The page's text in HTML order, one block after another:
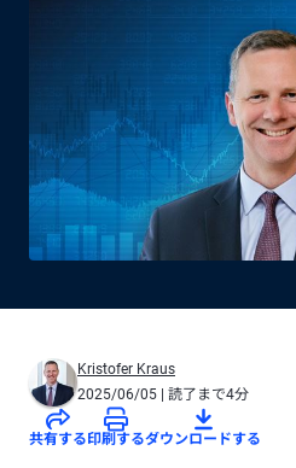
Kristofer Kraus
2025/06/05 | 読了まで4分
共有する印刷するダウンロードする